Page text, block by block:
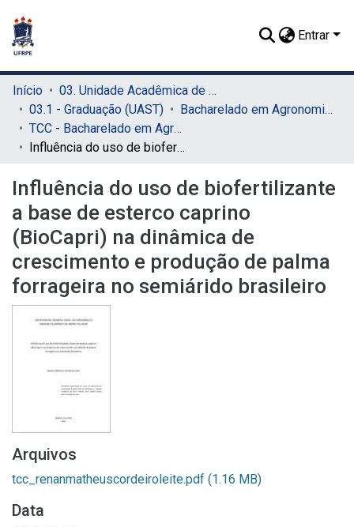
Entrar
Início
03. Unidade Acadêmica de Serra Talhada (UAST)
03.1 - Graduação (UAST)
Bacharelado em Agronomia (UAST)
TCC - Bacharelado em Agronomia (UAST)
Influência do uso de biofertilizante a base de esterco caprino (BioCapri) na dinâmica de crescimento e produção de palma forrageira no semiárido brasileiro
Influência do uso de biofertilizante
a base de esterco caprino
(BioCapri) na dinâmica de
crescimento e produção de palma
forrageira no semiárido brasileiro
Arquivos
tcc_renanmatheuscordeiroleite.pdf (1.16 MB)
Data